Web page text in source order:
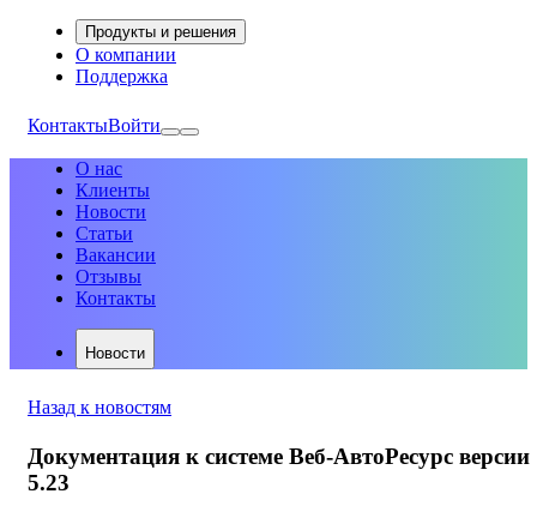
Продукты и решения
О компании
Поддержка
КонтактыВойти
О нас
Клиенты
Новости
Статьи
Вакансии
Отзывы
Контакты
Новости
Назад к новостям
Документация к системе Веб-АвтоРесурс версии
5.23